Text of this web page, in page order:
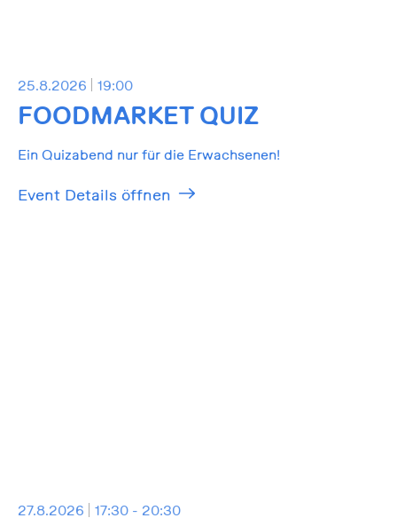
25.8.2026 19:00
FOODMARKET QUIZ
Ein Quizabend nur für die Erwachsenen!
Event Details öffnen
27.8.2026 17:30 - 20:30